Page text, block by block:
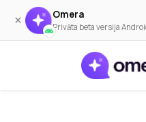
× Omera
Privāta beta versija